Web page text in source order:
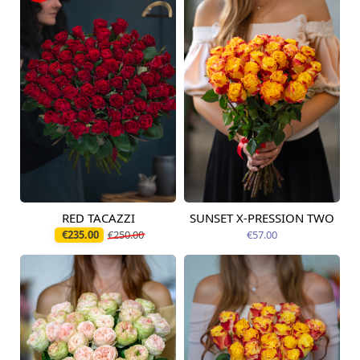
Pieejams šodien
RED TACAZZI
€235.00 €250.00
Pieejams šodien
SUNSET X-PRESSION TWO
€57.00